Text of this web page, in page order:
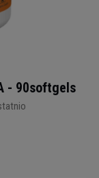
- 90softgels